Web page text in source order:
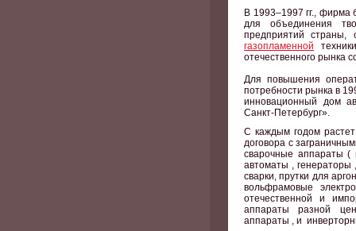
В 1993–1997 гг.,
для объединения
предприятий страны,
газопламенной
отечественного рынка
Для повышения
потребности рынка в
инновационный дом
Санкт-Петербург».
С каждым годом
договора с
сварочные аппараты (
автоматы , генераторы
сварки, прутки для
вольфрамовые
отечественной и
аппараты разной
аппараты , и